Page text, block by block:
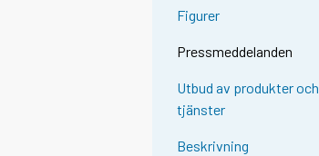
Figurer
Pressmeddelanden
Utbud av produkter och
tjänster
Beskrivning